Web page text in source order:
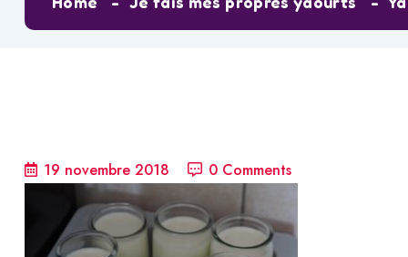
19 novembre 2018 0 Comments